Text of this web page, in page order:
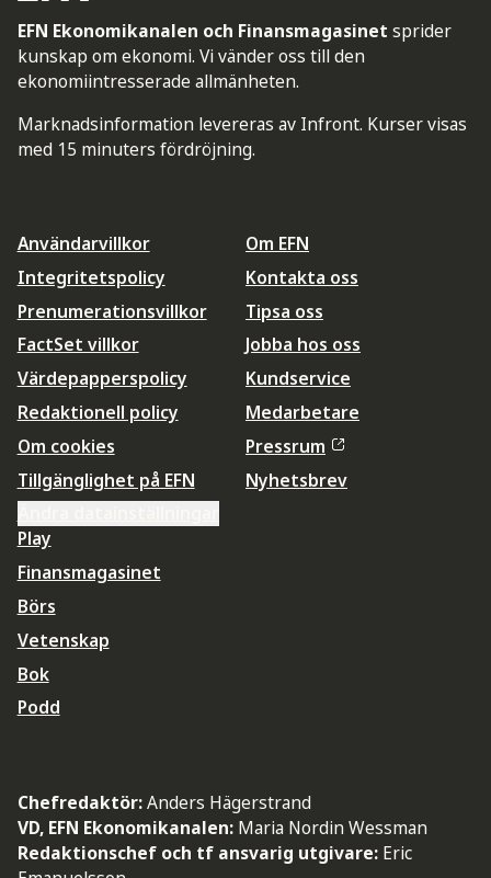
EFN Ekonomikanalen och Finansmagasinet sprider
kunskap om ekonomi. Vi vänder oss till den
ekonomiintresserade allmänheten.
Marknadsinformation levereras av Infront. Kurser visas
med 15 minuters fördröjning.
Användarvillkor
Integritetspolicy
Prenumerationsvillkor
FactSet villkor
Värdepapperspolicy
Redaktionell policy
Om cookies
Tillgänglighet på EFN
Om EFN
Kontakta oss
Tipsa oss
Jobba hos oss
Kundservice
Medarbetare
Pressrum
Nyhetsbrev
Play
Finansmagasinet
Börs
Vetenskap
Bok
Podd
Chefredaktör:Anders Hägerstrand
VD, EFN Ekonomikanalen: Maria Nordin Wessman
Redaktionschef och tf ansvarig utgivare: Eric